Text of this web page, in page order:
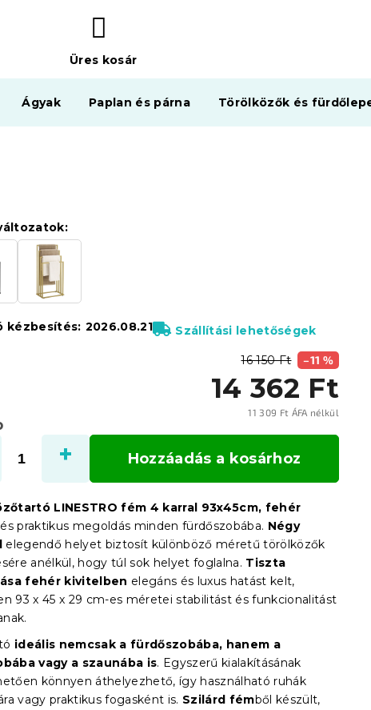
KOSÁR
Üres kosár
Ágyak Paplan és párna Törölközők és
16 150 Ft –11 %
14 362 Ft
11 309 Ft ÁFA nélkül
kézbesítés: 2026.08.21 Szállítási lehetőségek
Hozzáadás a kosárhoz
LINESTRO fém 4 karral 93x45cm, fehér
praktikus megoldás minden fürdőszobába. Négy
elegendő helyet biztosít különböző méretű törölközők
anélkül, hogy túl sok helyet foglalna. Tiszta
fehér kivitelben elegáns és luxus hatást kelt,
93 x 45 x 29 cm-es méretei stabilitást és funkcionalitást
ideális nemcsak a fürdőszobába, hanem a
vagy a szaunába is. Egyszerű kialakításának
könnyen áthelyezhető, így használható ruhák
vagy praktikus fogasként is. Szilárd fémből készült,